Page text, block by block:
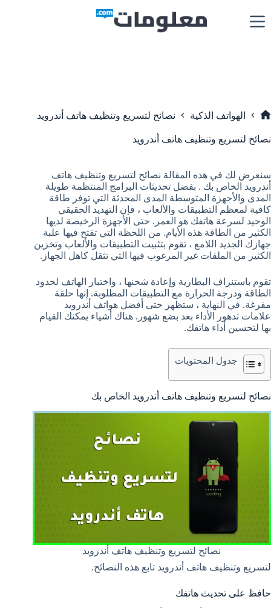
إلى
المحتوى
الهواتف الذكية نصائح لتسريع وتنظيف هاتف أندرويد
نصائح لتسريع وتنظيف هاتف أندرويد
سنعرض لك في هذه المقالة نصائح لتسريع وتنظيف هاتف
أندرويد الخاص بك . بفضل تحديثات البرامج المنتظمة طويلة
المدى والأجهزة المتوسطة المدى المحدثة التي توفر طاقة
كافية لمعظم التطبيقات والألعاب ، فإن التهديد الحقيقي
الوحيد لسرعة هاتفك هو العمر. حتى الأجهزة الرخيصة لديها
الكثير من الطاقة هذه الأيام. من اللحظة التي تفتح فيها علبة
جهازك الجديد اللامع ، تقوم بتثبيت التطبيقات والألعاب وتخزين
الكثير من الملفات غير المرغوب فيها التي تثقل كاهل الجهاز.
تقوم باستنزاف البطارية وإعادة شحنها ، واختبار الهاتف لحدود
الطاقة ودرجة الحرارة مع التطبيقات المطلوبة. إنها حلقة
مفرغة. في النهاية ، ستظهر حتى أفضل هواتف أندرويد
علامات تدهور الأداء بعد بضع شهور. هناك أشياء يمكنك القيام
بها لتحسين أداء هاتفك.
جدول المحتويات
نصائح لتسريع وتنظيف هاتف أندرويد الخاص بك
نصائح لتسريع وتنظيف هاتف أندرويد
لتسريع وتنظيف هاتف أندرويد تابع هذه النصائح.
حافظ على تحديث هاتفك